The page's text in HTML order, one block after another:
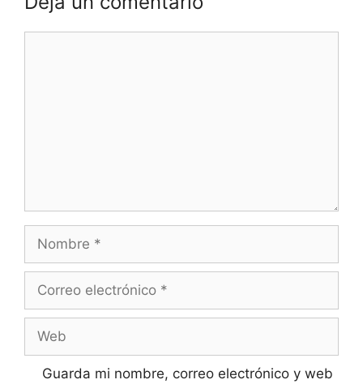
electrónico
Guarda mi nombre, correo electrónico y web